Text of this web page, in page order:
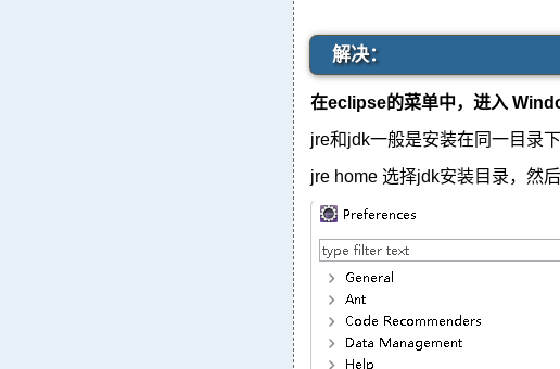
解决：
在eclipse的菜单中，进入
jre和jdk一般是安装在同一目录下
jre home 选择jdk安装目录，然